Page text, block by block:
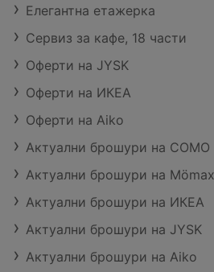
Елегантна етажерка
Сервиз за кафе, 18 части
Оферти на JYSK
Оферти на ИКЕА
Оферти на Aiko
Актуални брошури на COMO
Актуални брошури на Mömax
Актуални брошури на ИКЕА
Актуални брошури на JYSK
Актуални брошури на Aiko